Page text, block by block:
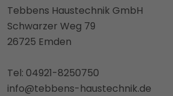
Tebbens Haustechnik GmbH
Schwarzer Weg 79
26725 Emden
Tel: 04921-8250750
info@tebbens-haustechnik.de